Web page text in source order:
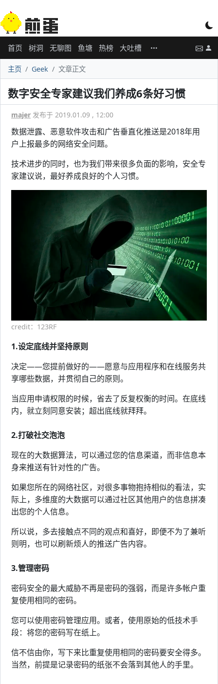
首页 树洞 无聊图 鱼塘 热榜 大吐槽
主页 Geek 文章正文
数字安全专家建议我们养成6条好习惯
majer 发布于 2019.01.09 , 12:00
数据泄露、恶意软件攻击和广告垂直化推送是2018年用
户上报最多的网络安全问题。
技术进步的同时，也为我们带来很多负面的影响，安全专
家建议说，最好养成良好的个人习惯。
credit：123RF
1.设定底线并坚持原则
决定——您提前做好的——愿意与应用程序和在线服务共
享哪些数据，并贯彻自己的原则。
当应用申请权限的时候，省去了反复权衡的时间。在底线
内，就立刻同意安装；超出底线就拜拜。
2.打破社交泡泡
现在的大数据算法，可以通过您的信息渠道，而非信息本
身来推送有针对性的广告。
如果您所在的网络社区，对很多事物抱持相似的看法，实
际上，多维度的大数据可以通过社区其他用户的信息拼凑
出您的个人信息。
所以说，多去接触点不同的观点和喜好，即便不为了兼听
则明，也可以刷新烦人的推送广告内容。
3.管理密码
密码安全的最大威胁不再是密码的强弱，而是许多帐户重
复使用相同的密码。
您可以使用密码管理应用。或者，使用原始的低技术手
段：将您的密码写在纸上。
信不信由你，写下来比重复使用相同的密码要安全得多。
当然，前提是记录密码的纸张不会落到其他人的手里。